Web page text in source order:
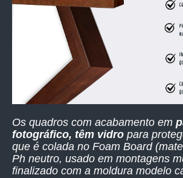
Os quadros com acabamento em
fotográfico, têm vidro para
que é colada no Foam Board
Ph neutro, usado em montagens
finalizado com a moldura modelo